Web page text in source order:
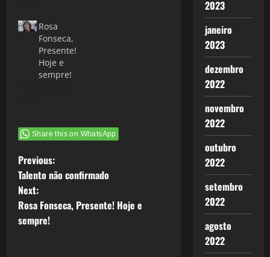
Rosa
Fonseca,
Presente!
Hoje e
sempre!
Share this on WhatsApp
P
o
s
Previous:
Talento não confirmado
Next:
Rosa Fonseca, Presente! Hoje e
sempre!
2023
janeiro
2023
dezembro
2022
novembro
2022
outubro
2022
setembro
2022
agosto
2022